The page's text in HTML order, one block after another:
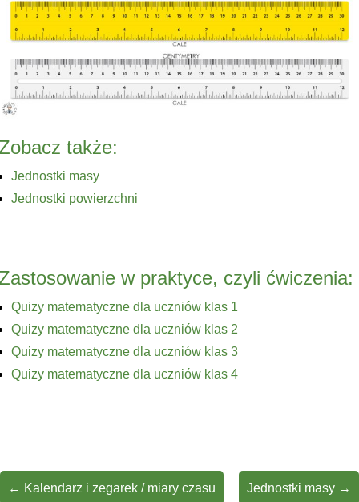
także:
Jednostki masy
Jednostki powierzchni
w praktyce, czyli ćwiczenia:
Quizy matematyczne dla uczniów klas 1
Quizy matematyczne dla uczniów klas 2
Quizy matematyczne dla uczniów klas 3
Quizy matematyczne dla uczniów klas 4
← Kalendarz i zegarek / miary czasu Jednostki masy →